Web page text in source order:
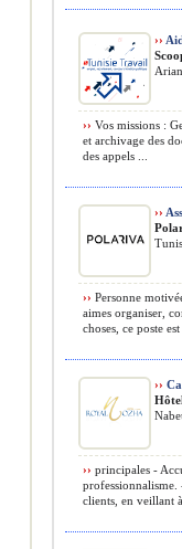
››
›› Vos missions :
et archivage des
des appels ...
››
›› Personne
aimes organiser,
choses, ce poste
››
›› principales -
professionnalisme.
clients, en veillant